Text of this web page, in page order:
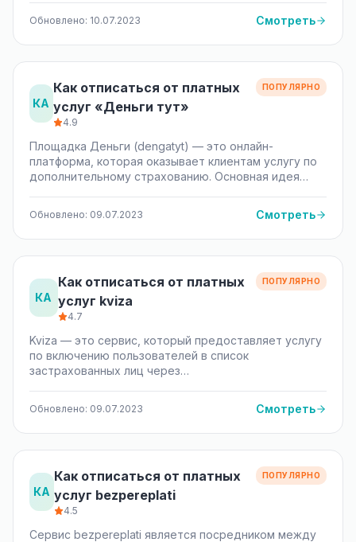
Обновлено: 10.07.2023 Смотреть
КА
Как отписаться от платных
услуг «Деньги тут»
4.9
ПОПУЛЯРНО
Площадка Деньги (dengatyt) — это онлайн-
платформа, которая оказывает клиентам услугу по
дополнительному страхованию. Основная идея…
Обновлено: 09.07.2023 Смотреть
КА
Как отписаться от платных
услуг kviza
4.7
ПОПУЛЯРНО
Kviza — это сервис, который предоставляет услугу
по включению пользователей в список
застрахованных лиц через…
Обновлено: 09.07.2023 Смотреть
КА
Как отписаться от платных
услуг bezpereplati
4.5
ПОПУЛЯРНО
Сервис bezpereplati является посредником между